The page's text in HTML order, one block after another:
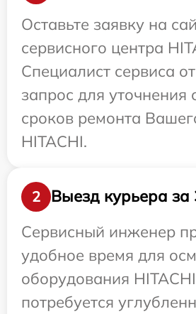
Оставьте заявку на
сервисного центра
Специалист сервиса
запрос для уточнения
сроков ремонта
HITACHI.
2
Выезд курьера за
Сервисный инженер
удобное время для
оборудования
потребуется